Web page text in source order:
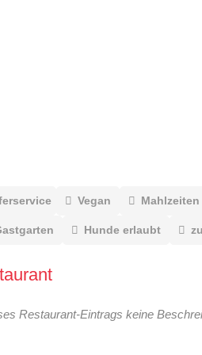
Vegan Mahlzeiten
Hunde erlaubt
Restaurant-Eintrags keine